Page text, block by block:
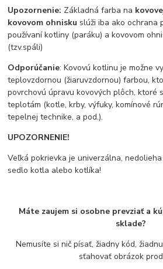
Upozornenie: Základná farba na
kovovom ohnisku slúži iba ako ochrana
používaní kotliny (paráku) a kovovom
(tzv.spáli)
Odporúčanie: Kovovú kotlinu je možne
teplovzdornou (žiaruvzdornou) farbou,
povrchovú úpravu kovových plôch, ktoré
teplotám (kotle, krby, výfuky, komínové
tepelnej technike, a pod.).
UPOZORNENIE!
Veľká pokrievka je univerzálna,
sedlo kotla alebo kotlíka!
Máte zaujem si osobne prevziať a
sklade?
Nemusíte si nič písať, žiadny kód,
sťahovať obrázok